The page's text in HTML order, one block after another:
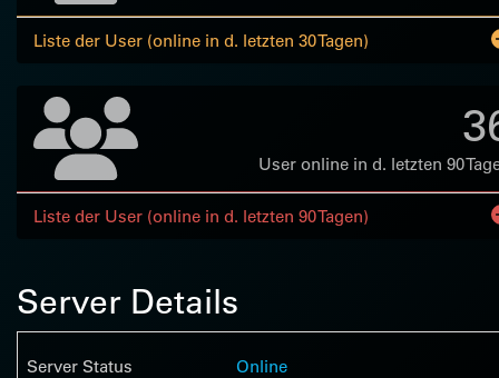
Liste der User (online in d. letzten 30 Tagen)
User online in d. letzten 90
Liste der User (online in d. letzten 90 Tagen)
Server Details
Server Status Online